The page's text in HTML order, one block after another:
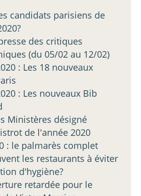
candidats parisiens de
des critiques
(du 05/02 au 12/02)
: Les 18 nouveaux
: Les nouveaux Bib
Ministères désigné
de l'année 2020
: le palmarès complet
les restaurants à éviter
d'hygiène?
retardée pour le